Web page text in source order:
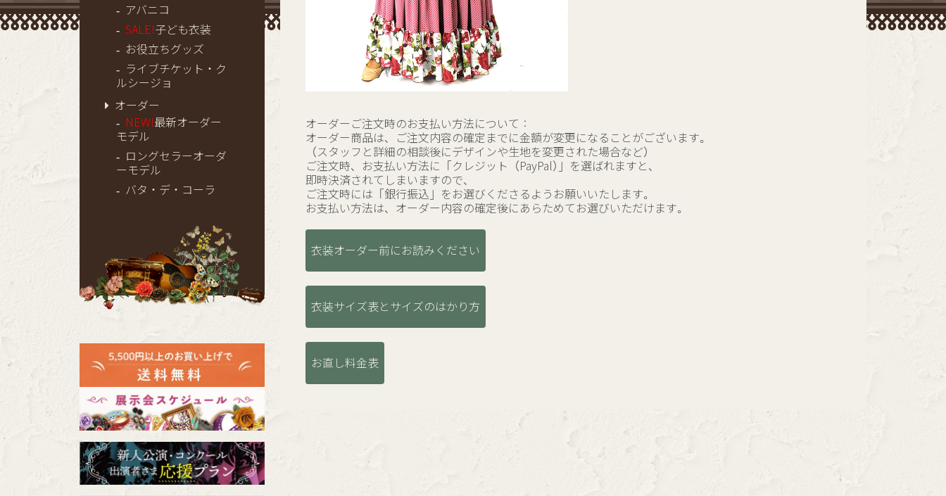
アバニコ
SALE!子ども衣装
お役立ちグッズ
ライブチケット・ク
ルシージョ
オーダー
NEW!最新オーダー
モデル
ロングセラーオーダ
ーモデル
バタ・デ・コーラ
オーダーご注文時のお支払い方法について：
オーダー商品は、ご注文内容の確定までに金額が変更になることがございます。
（スタッフと詳細の相談後にデザインや生地を変更された場合など）
ご注文時、お支払い方法に「クレジット（PayPal）」を選ばれますと、
即時決済されてしまいますので、
ご注文時には「銀行振込」をお選びくださるようお願いいたします。
お支払い方法は、オーダー内容の確定後にあらためてお選びいただけます。
衣装オーダー前にお読みください
衣装サイズ表とサイズのはかり方
お直し料金表